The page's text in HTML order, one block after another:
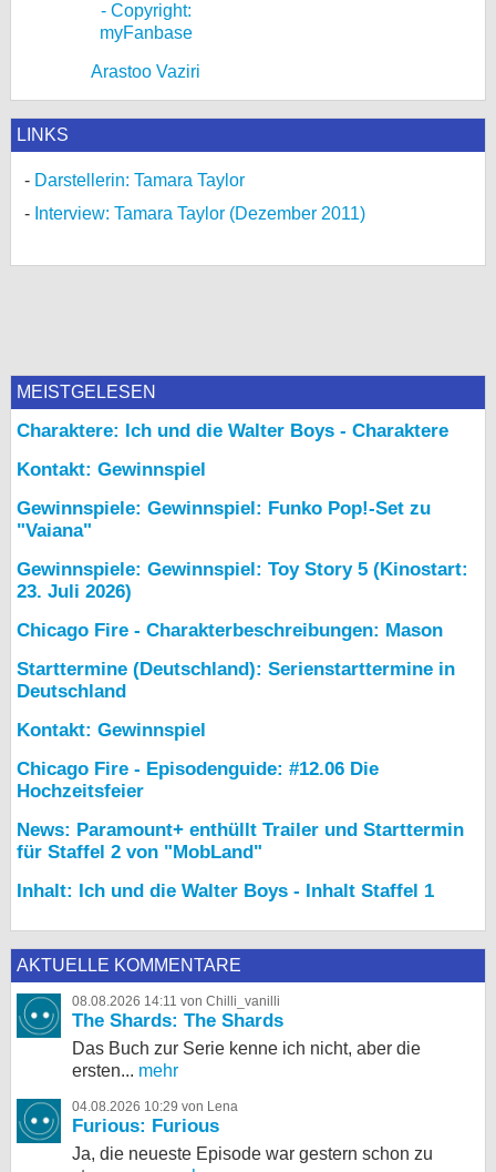
Arastoo Vaziri
LINKS
Darstellerin: Tamara Taylor
Interview: Tamara Taylor (Dezember 2011)
MEISTGELESEN
Charaktere: Ich und die Walter Boys - Charaktere
Kontakt: Gewinnspiel
Gewinnspiele: Gewinnspiel: Funko Pop!-Set zu
"Vaiana"
Gewinnspiele: Gewinnspiel: Toy Story 5 (Kinostart:
23. Juli 2026)
Chicago Fire - Charakterbeschreibungen: Mason
Starttermine (Deutschland): Serienstarttermine in
Deutschland
Kontakt: Gewinnspiel
Chicago Fire - Episodenguide: #12.06 Die
Hochzeitsfeier
News: Paramount+ enthüllt Trailer und Starttermin
für Staffel 2 von "MobLand"
Inhalt: Ich und die Walter Boys - Inhalt Staffel 1
AKTUELLE KOMMENTARE
08.08.2026 14:11 von Chilli_vanilli
The Shards: The Shards
Das Buch zur Serie kenne ich nicht, aber die
ersten... mehr
04.08.2026 10:29 von Lena
Furious: Furious
Ja, die neueste Episode war gestern schon zu